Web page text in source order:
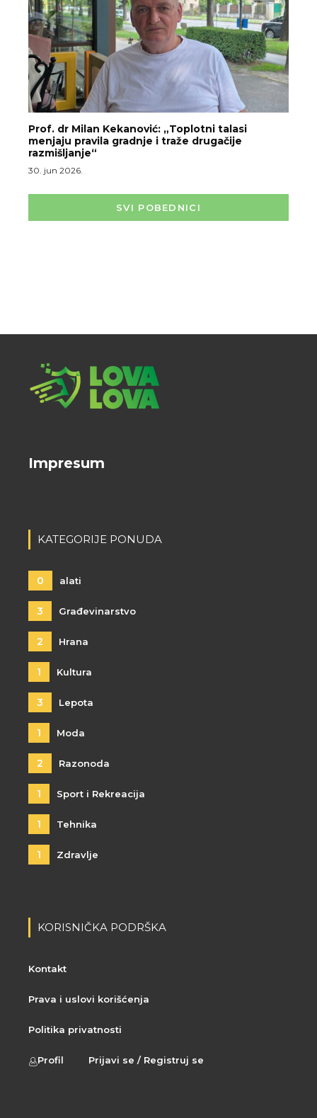
Prof. dr Milan Kekanović: „Toplotni talasi
menjaju pravila gradnje i traže drugačije
razmišljanje“
30. jun 2026.
SVI POBEDNICI
Impresum
KATEGORIJE PONUDA
0 alati
3 Građevinarstvo
2 Hrana
1 Kultura
3 Lepota
1 Moda
2 Razonoda
1 Sport i Rekreacija
1 Tehnika
1 Zdravlje
KORISNIČKA PODRŠKA
Kontakt
Prava i uslovi korišćenja
Politika privatnosti
Profil Prijavi se / Registruj se